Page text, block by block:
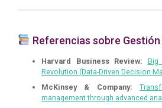
Referencias sobre Gestión
Harvard Business Review:
Big
Revolution (Data-Driven Decision
McKinsey & Company:
management through advanced